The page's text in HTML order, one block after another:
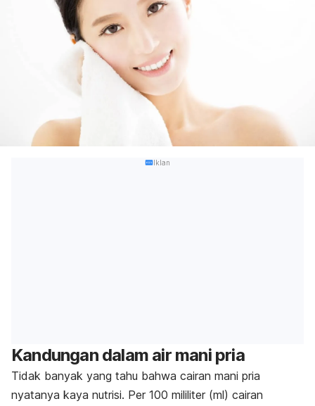
Iklan
Kandungan dalam air mani pria
Tidak banyak yang tahu bahwa cairan mani pria
nyatanya kaya nutrisi. Per 100 mililiter (ml) cairan